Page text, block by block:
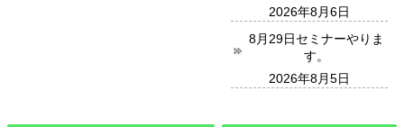
2026年8月6日
8月29日セミナーやりま
す。
2026年8月5日